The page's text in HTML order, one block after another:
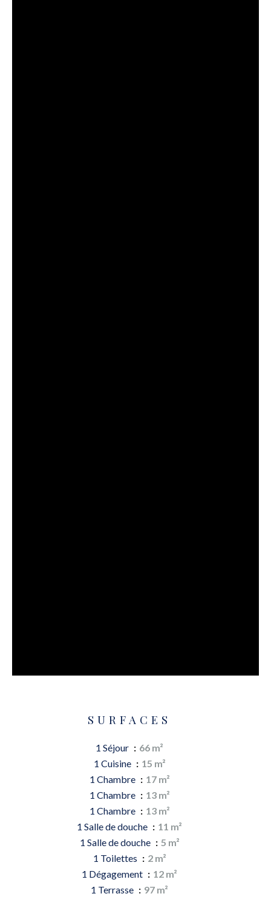
SURFACES
1 Séjour
66 m²
1 Cuisine
15 m²
1 Chambre
17 m²
1 Chambre
13 m²
1 Chambre
13 m²
1 Salle de douche
11 m²
1 Salle de douche
5 m²
1 Toilettes
2 m²
1 Dégagement
12 m²
1 Terrasse
97 m²